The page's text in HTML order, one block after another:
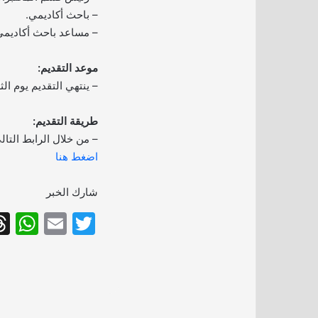
– باحث أكاديمي.
– مساعد باحث
موعد التقديم:
– ينتهي التقديم يوم الثلاثاء
طريقة التقديم:
– من خلال الرابط
اضغط هنا
شارك الخبر
T
E
W